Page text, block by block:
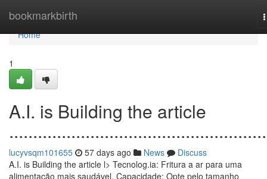
bookmarkbirth
Home
Home
1
A.I. is Building the article
lucyvsqm101655 57 days ago News
Discuss
A.I. is Building the article l> Tecnolog.ia: Fritura a ar para uma
alimentação mais saudável. Capacidade: Opte pelo tamanho